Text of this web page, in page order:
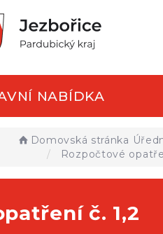
NABÍDKA
Domovská stránka
Rozpočtové
č. 1,2